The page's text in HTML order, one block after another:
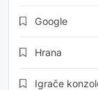
Google
Hrana
Igrače